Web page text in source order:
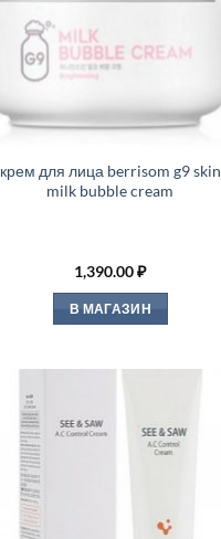
крем для лица berrisom g9 skin
milk bubble cream
1,390.00₽
В МАГАЗИН